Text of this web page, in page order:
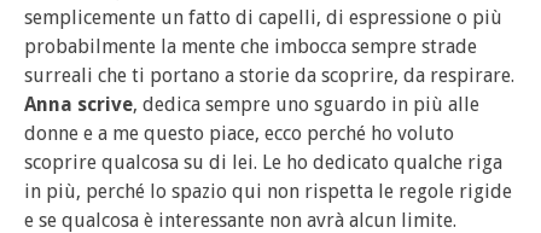
semplicemente un fatto di capelli, di espressione o più
probabilmente la mente che imbocca sempre strade
surreali che ti portano a storie da scoprire, da respirare.
Anna scrive, dedica sempre uno sguardo in più alle
donne e a me questo piace, ecco perché ho voluto
scoprire qualcosa su di lei. Le ho dedicato qualche riga
in più, perché lo spazio qui non rispetta le regole rigide
e se qualcosa è interessante non avrà alcun limite.